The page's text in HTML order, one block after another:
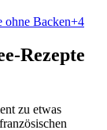
ohne Backen+4
Rezepte
zu etwas